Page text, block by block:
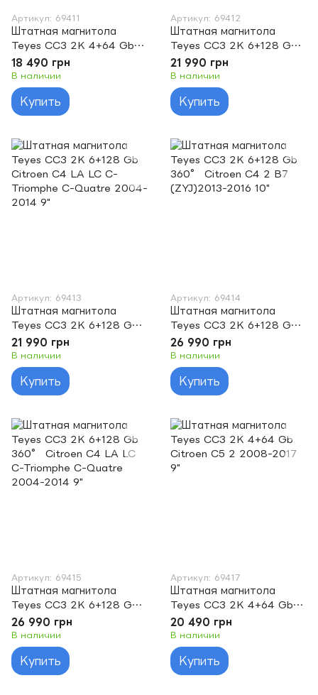
Артикул: 69411
Штатная магнитола
Teyes CC3 2K 4+64 Gb
Citroen C4 LA LC C-
Triomphe C-Quatre 2004-
2014 9"
18 490 грн
В наличии
Купить
Артикул: 69412
Штатная магнитола
Teyes CC3 2K 6+128 Gb
Citroen C4 2 B7
(ZYJ)2013-2016 10"
21 990 грн
В наличии
Купить
Артикул: 69413
Штатная магнитола
Teyes CC3 2K 6+128 Gb
Citroen C4 LA LC C-
Triomphe C-Quatre 2004-
2014 9"
21 990 грн
В наличии
Купить
Артикул: 69414
Штатная магнитола
Teyes CC3 2K 6+128 Gb
360° Citroen C4 2 B7
(ZYJ)2013-2016 10"
26 990 грн
В наличии
Купить
Артикул: 69415
Штатная магнитола
Teyes CC3 2K 6+128 Gb
360° Citroen C4 LA LC
C-Triomphe C-Quatre
2004-2014 9"
26 990 грн
В наличии
Купить
Артикул: 69417
Штатная магнитола
Teyes CC3 2K 4+64 Gb
Citroen C5 2 2008-2017
9"
20 490 грн
В наличии
Купить